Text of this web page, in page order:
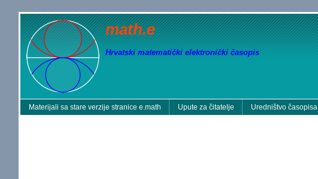
math.e
Hrvatski matematički elektronički časopis
Materijali sa stare verzije stranice e.math Upute za čitatelje Uredništvo časopisa